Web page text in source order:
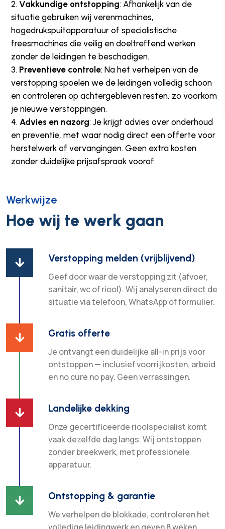
Vakkundige ontstopping: Afhankelijk van de
situatie gebruiken wij verenmachines,
hogedrukspuitapparatuur of specialistische
freesmachines die veilig en doeltreffend werken
zonder de leidingen te beschadigen.
Preventieve controle: Na het verhelpen van de
verstopping spoelen we de leidingen volledig schoon
en controleren op achtergebleven resten, zo voorkom
je nieuwe verstoppingen.
Advies en nazorg: Je krijgt advies over onderhoud
en preventie, met waar nodig direct een offerte voor
herstelwerk of vervangingen. Geen extra kosten
zonder duidelijke prijsafspraak vooraf.
Werkwijze
Hoe wij te werk gaan
 Verstopping melden (vrijblijvend)
Geef door waar de verstopping zit (afvoer,
sanitair, wc of riool). Wij analyseren direct de
situatie via telefoon, WhatsApp of formulier.
 Gratis offerte
Je ontvangt een duidelijke all-in prijs voor
ontstoppen — inclusief voorrijkosten, arbeid
en no cure no pay. Geen verrassingen.
 Landelijke dekking
Onze gecertificeerde rioolspecialist komt
vaak dezelfde dag langs. Wij ontstoppen
zonder breekwerk, met professionele
apparatuur.
 Ontstopping & garantie
We verhelpen de blokkade, controleren het